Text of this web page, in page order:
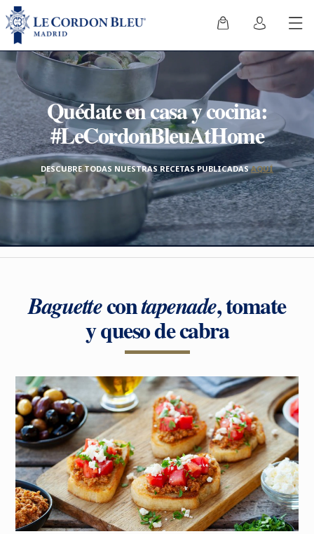
Quédate en casa y cocina:
#LeCordonBleuAtHome
DESCUBRE TODAS NUESTRAS RECETAS PUBLICADASAQUÍ
Baguettecontapenade, tomate
y queso de cabra